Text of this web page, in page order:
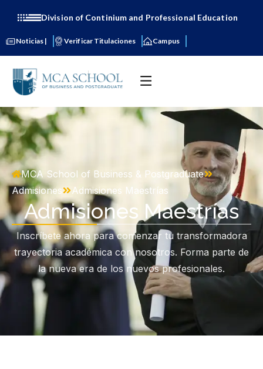
Division of Continium and Professional Education
Noticias | Verificar Titulaciones Campus
MCA School of Business & Postgraduate
Admisiones
Admisiones Maestrías
Admisiones Maestrías
Inscríbete ahora para comenzar tu transformadora
trayectoria académica con nosotros. Forma parte de
la nueva era de los nuevos profesionales.